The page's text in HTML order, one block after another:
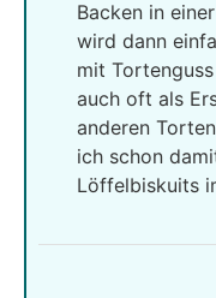
Backen in
wird dann
mit
auch oft als
anderen
ich schon
Löffelbiskuits